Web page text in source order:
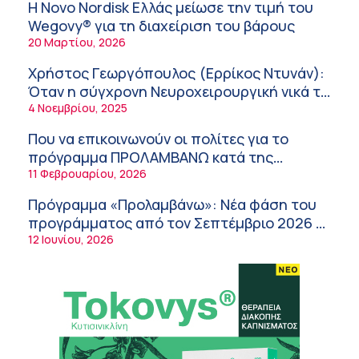
φαρμάκων στη διάρκεια του καλοκαιριού
12:08 μμ
Μιχάλης Τάτσης, Insurance & Healthcare
Analyst, διευθυντής Επιχειρηματικής
Ανάπτυξης Ομίλου HHG
11:54 πμ
Kavita Patel: Ένα στα πέντε καινοτόμα
φάρμακα φτάνει τελικά στην Ελλάδα
9:21 πμ
Υπάρχει τελικά «δίαιτα θυρεοειδούς»; Τι
λέει η επιστήμη για τη διατροφή και τα
συμπληρώματα
7:38 πμ
Πυρκαγιά στη Δυτική Αττική: Οι κίνδυνοι για
Metropolitan Hospital: Στο επίκεντρο των
εξελίξεων για την Τεχνητή Νοημοσύνη και
την Ογκολογία
6:28 πμ
Η Novo Nordisk Ελλάς μείωσε την τιμή του
Wegovy® για τη διαχείριση του βάρους
20 Μαρτίου, 2026
Χρήστος Γεωργόπουλος (Ερρίκος Ντυνάν):
Όταν η σύγχρονη Νευροχειρουργική νικά το
φόβο!
4 Νοεμβρίου, 2025
Που να επικοινωνούν οι πολίτες για το
πρόγραμμα ΠΡΟΛΑΜΒΑΝΩ κατά της
παχυσαρκίας
11 Φεβρουαρίου, 2026
Πρόγραμμα «Προλαμβάνω»: Νέα φάση του
προγράμματος από τον Σεπτέμβριο 2026 –
Δωρεάν προληπτικές εξετάσεις έως το
12 Ιουνίου, 2026